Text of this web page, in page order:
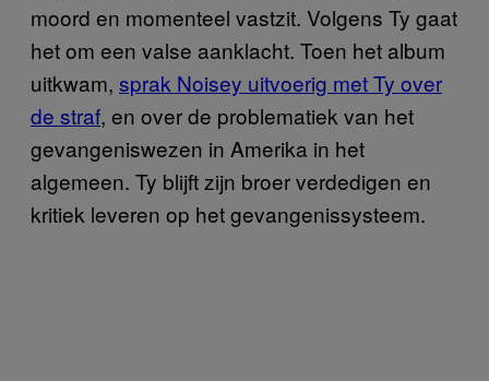
moord en momenteel vastzit. Volgens Ty gaat
het om een valse aanklacht. Toen het album
uitkwam, sprak Noisey uitvoerig met Ty over
de straf, en over de problematiek van het
gevangeniswezen in Amerika in het
algemeen. Ty blijft zijn broer verdedigen en
kritiek leveren op het gevangenissysteem.